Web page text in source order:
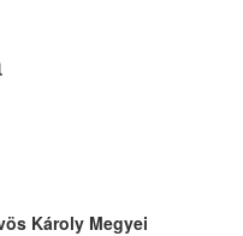
Károly Megyei